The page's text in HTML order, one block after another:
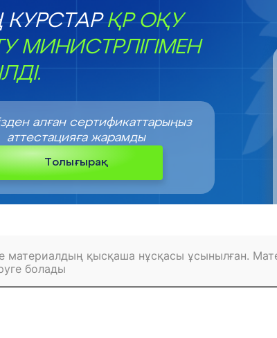
КУРСТАРҚР ОҚУ
МИНИСТРЛІГІМЕН
алған сертификаттарыңыз
аттестацияға жарамды
Толығырақ
материалдың қысқаша нұсқасы ұсынылған.
болады